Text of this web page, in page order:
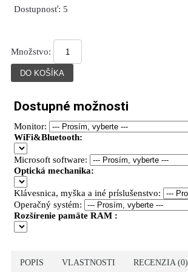
Dostupnosť: 5
Množstvo:
Dostupné možnosti
Monitor:
WiFi&Bluetooth:
Microsoft software:
Optická mechanika:
Klávesnica, myška a iné príslušenstvo:
Operačný systém:
Rozšírenie pamäte RAM :
POPIS VLASTNOSTI RECENZIA (0)